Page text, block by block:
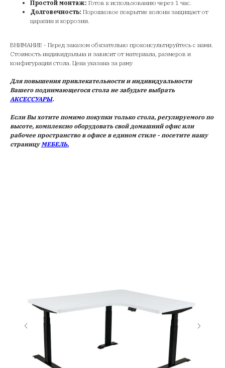
Простой монтаж: Готов к использованию через 1 час.
Долговечность: Порошковое покрытие колонн защищает от
царапин и коррозии.
ВНИМАНИЕ - Перед заказом обязательно проконсультируйтесь с нами.
Стоимость индивидуальна и зависит от материала, размеров и
конфигурации стола. Цена указана за раму
Для повышения привлекательности и индивидуальности
Вашего поднимающегося стола не забудьте выбрать
АКСЕССУАРЫ.
Если Вы хотите помимо покупки только стола, регулируемого по
высоте, комплексно оборудовать свой домашний офис или
рабочее пространство в офисе в едином стиле - посетите нашу
страницуМЕБЕЛЬ.